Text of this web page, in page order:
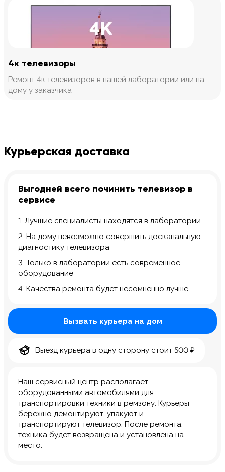
4к телевизоры
Ремонт 4к телевизоров в нашей лаборатории или на
дому у заказчика
Курьерская доставка
Выгодней всего починить телевизор в
сервисе
1. Лучшие специалисты находятся в лаборатории
2. На дому невозможно совершить досканальную
диагностику телевизора
3. Только в лаборатории есть современное
оборудование
4. Качества ремонта будет несомненно лучше
Наш сервисный центр располагает
оборудованными автомобилями для
транспортировки техники в ремзону. Курьеры
бережно демонтируют, упакуют и
транспортируют телевизор. После ремонта,
техника будет возвращена и установлена на
место.
Вызвать курьера на дом
Выезд курьера в одну сторону стоит 500 ₽